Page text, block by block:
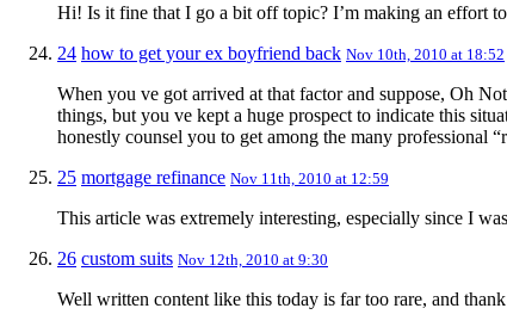
Hi! Is it fine that I go a bit off topic? I’m making an effort
24 how to get your ex boyfriend back Nov 10th, 2010 at 18:52
When you ve got arrived at that factor and suppose, Oh
things, but you ve kept a huge prospect to indicate this
honestly counsel you to get among the many professional
25 mortgage refinance Nov 11th, 2010 at 12:59
This article was extremely interesting, especially since I
26 custom suits Nov 12th, 2010 at 9:30
Well written content like this today is far too rare, and